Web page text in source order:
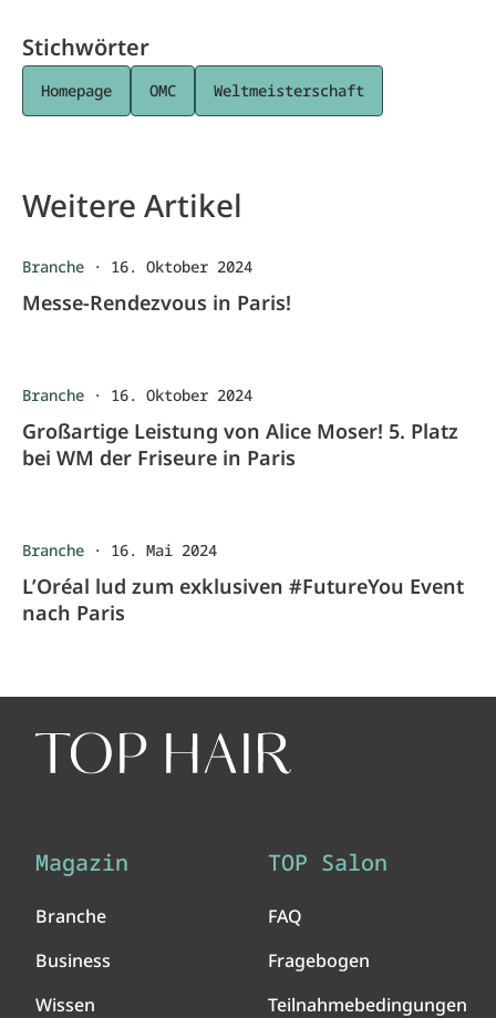
Stichwörter
Homepage OMC Weltmeisterschaft
Weitere Artikel
Branche · 16. Oktober 2024
Messe-Rendezvous in Paris!
Branche · 16. Oktober 2024
Großartige Leistung von Alice Moser! 5. Platz
bei WM der Friseure in Paris
Branche · 16. Mai 2024
L’Oréal lud zum exklusiven #FutureYou Event
nach Paris
Magazin
Branche
Business
Wissen
TOP Salon
FAQ
Fragebogen
Teilnahmebedingungen